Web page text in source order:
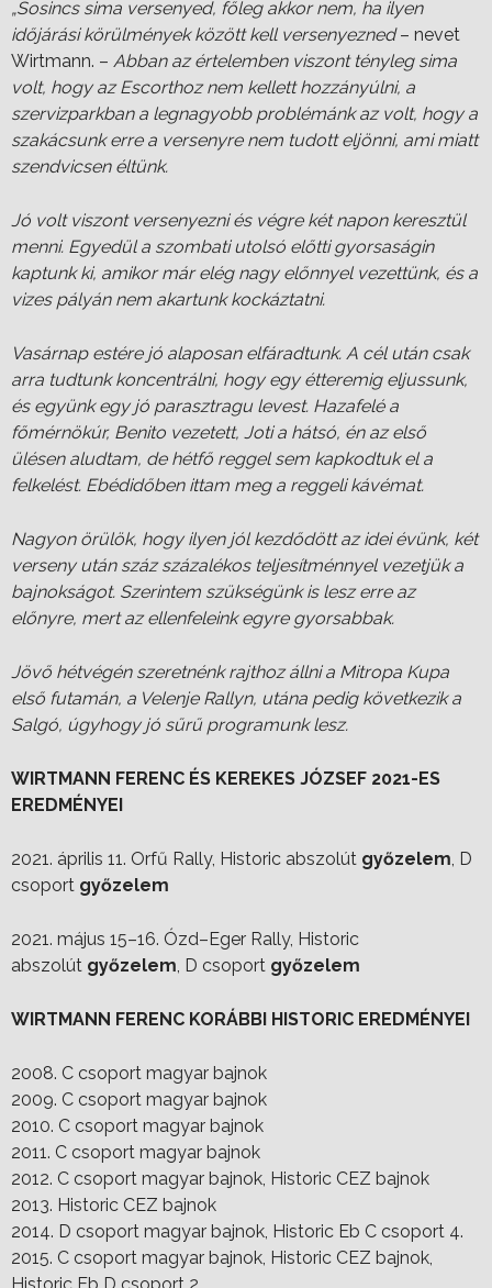
„Sosincs sima versenyed, főleg akkor nem, ha ilyen
időjárási körülmények között kell versenyezned– nevet
Wirtmann. – Abban az értelemben viszont tényleg sima
volt, hogy az Escorthoz nem kellett hozzányúlni, a
szervizparkban a legnagyobb problémánk az volt, hogy a
szakácsunk erre a versenyre nem tudott eljönni, ami miatt
szendvicsen éltünk.
Jó volt viszont versenyezni és végre két napon keresztül
menni. Egyedül a szombati utolsó előtti gyorsaságin
kaptunk ki, amikor már elég nagy előnnyel vezettünk, és a
vizes pályán nem akartunk kockáztatni.
Vasárnap estére jó alaposan elfáradtunk. A cél után csak
arra tudtunk koncentrálni, hogy egy étteremig eljussunk,
és együnk egy jó parasztragu levest. Hazafelé a
főmérnökúr, Benito vezetett, Joti a hátsó, én az első
ülésen aludtam, de hétfő reggel sem kapkodtuk el a
felkelést. Ebédidőben ittam meg a reggeli kávémat.
Nagyon örülök, hogy ilyen jól kezdődött az idei évünk, két
verseny után száz százalékos teljesítménnyel vezetjük a
bajnokságot. Szerintem szükségünk is lesz erre az
előnyre, mert az ellenfeleink egyre gyorsabbak.
Jövő hétvégén szeretnénk rajthoz állni a Mitropa Kupa
első futamán, a Velenje Rallyn, utána pedig következik a
Salgó, úgyhogy jó sűrű programunk lesz.
WIRTMANN FERENC ÉS KEREKES JÓZSEF 2021-ES
EREDMÉNYEI
2021. április 11. Orfű Rally, Historic abszolút győzelem , D
csoport győzelem
2021. május 15–16. Ózd–Eger Rally, Historic
abszolút győzelem , D csoport győzelem
WIRTMANN FERENC KORÁBBI HISTORIC EREDMÉNYEI
2008. C csoport magyar bajnok
2009. C csoport magyar bajnok
2010. C csoport magyar bajnok
2011. C csoport magyar bajnok
2012. C csoport magyar bajnok, Historic CEZ bajnok
2013. Historic CEZ bajnok
2014. D csoport magyar bajnok, Historic Eb C csoport 4.
2015. C csoport magyar bajnok, Historic CEZ bajnok,